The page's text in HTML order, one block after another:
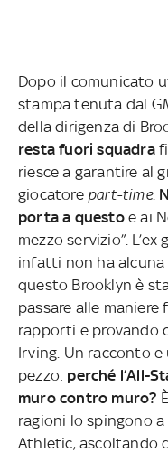
Dopo il comunicato
stampa tenuta dal
della dirigenza di
resta fuori squadra
riesce a garantire al
giocatore part-time.
porta a questoe ai
mezzo servizio”.
infatti non ha alcuna
questo Brooklyn è
passare alle
rapporti e provando
Irving. Un racconto
pezzo: perché l’All-
muro contro muro?
ragioni lo spingono
Athletic, ascoltando